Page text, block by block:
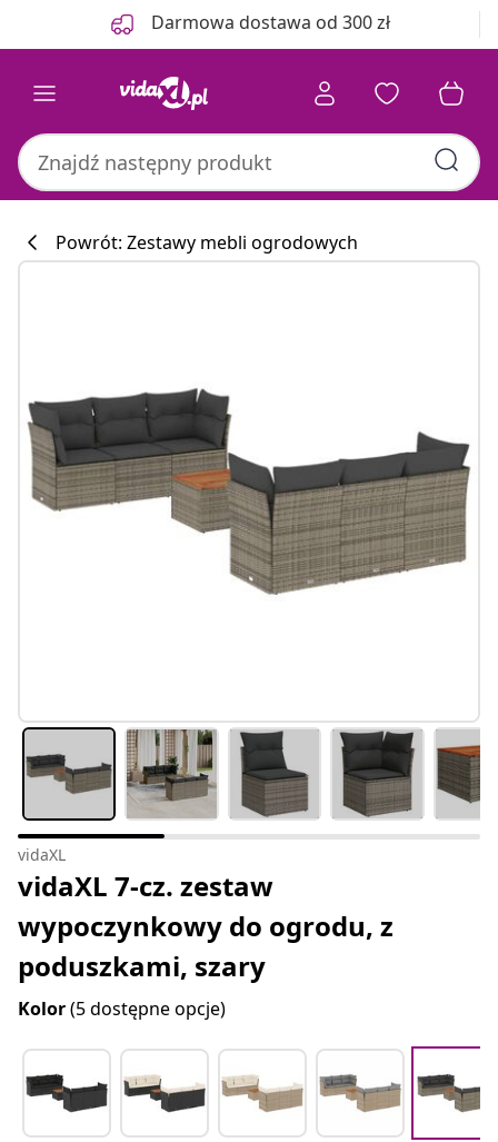
Darmowa dostawa od 300 zł
Powrót: Zestawy mebli ogrodowych
vidaXL
vidaXL 7-cz. zestaw
wypoczynkowy do ogrodu, z
poduszkami, szary
Kolor(5 dostępne opcje)